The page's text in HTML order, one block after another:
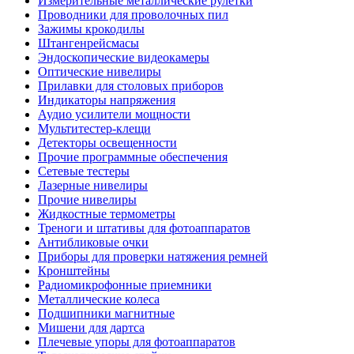
Проводники для проволочных пил
Зажимы крокодилы
Штангенрейсмасы
Эндоскопические видеокамеры
Оптические нивелиры
Прилавки для столовых приборов
Индикаторы напряжения
Аудио усилители мощности
Мультитестер-клещи
Детекторы освещенности
Прочие программные обеспечения
Сетевые тестеры
Лазерные нивелиры
Прочие нивелиры
Жидкостные термометры
Треноги и штативы для фотоаппаратов
Антибликовые очки
Приборы для проверки натяжения ремней
Кронштейны
Радиомикрофонные приемники
Металлические колеса
Подшипники магнитные
Мишени для дартса
Плечевые упоры для фотоаппаратов